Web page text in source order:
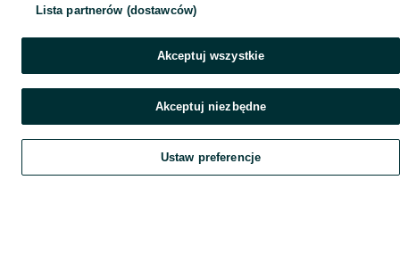
Szukaj Obserwujesz Dodaj Czat Konto
Lista partnerów (dostawców)
Akceptuj wszystkie
Akceptuj niezbędne
Ustaw preferencje